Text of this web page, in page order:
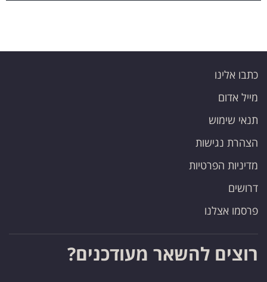
כתבו אלינו
מייל אדום
תנאי שימוש
הצהרת נגישות
מדיניות הפרטיות
דרושים
פרסמו אצלנו
רוצים להשאר מעודכנים?